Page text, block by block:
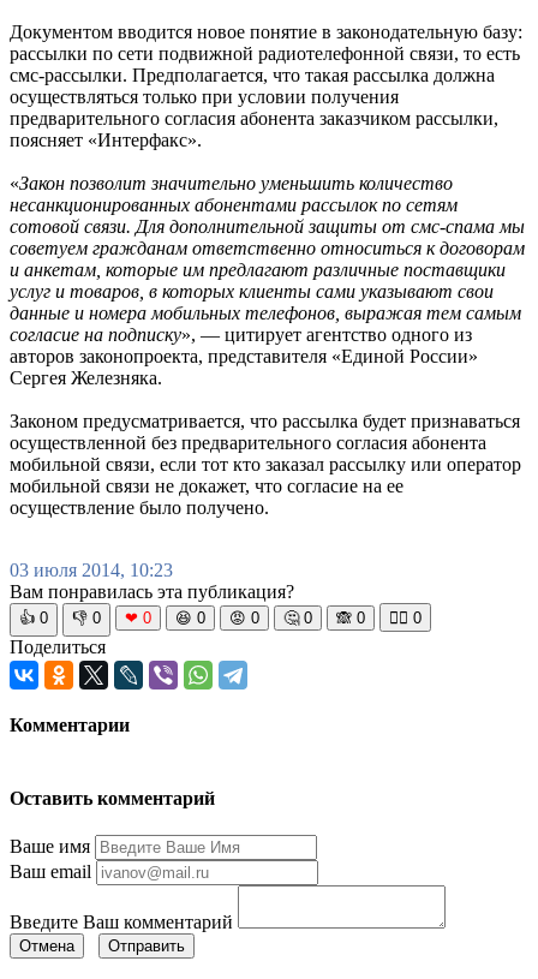
Документом вводится новое понятие в законодательную базу:
рассылки по сети подвижной радиотелефонной связи, то есть
смс-рассылки. Предполагается, что такая рассылка должна
осуществляться только при условии получения
предварительного согласия абонента заказчиком рассылки,
поясняет «Интерфакс».
«Закон позволит значительно уменьшить количество
несанкционированных абонентами рассылок по сетям
сотовой связи. Для дополнительной защиты от смс-спама мы
советуем гражданам ответственно относиться к договорам
и анкетам, которые им предлагают различные поставщики
услуг и товаров, в которых клиенты сами указывают свои
данные и номера мобильных телефонов, выражая тем самым
согласие на подписку», — цитирует агентство одного из
авторов законопроекта, представителя «Единой России»
Сергея Железняка.
Законом предусматривается, что рассылка будет признаваться
осуществленной без предварительного согласия абонента
мобильной связи, если тот кто заказал рассылку или оператор
мобильной связи не докажет, что согласие на ее
осуществление было получено.
03 июля 2014, 10:23
Вам понравилась эта публикация?
👍 0 👎 0 ❤ 0 😆 0 😡 0 🤔 0 🙈 0 🧘‍♀️ 0
Поделиться
Комментарии
Оставить комментарий
Ваше имя
Ваш email
Введите Ваш комментарий
Отмена Отправить